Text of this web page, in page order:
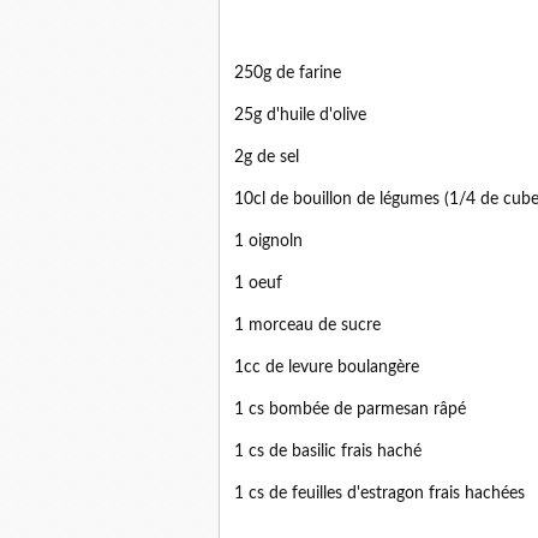
250g de farine
25g d'huile d'olive
2g de sel
10cl de bouillon de légumes (1/4 de
1 oignoln
1 oeuf
1 morceau de sucre
1cc de levure boulangère
1 cs bombée de parmesan râpé
1 cs de basilic frais haché
1 cs de feuilles d'estragon frais hachées